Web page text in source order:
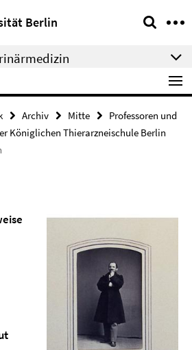
Berlin
Archiv Mitte
Professoren und
Königlichen Thierarzneischule Berlin